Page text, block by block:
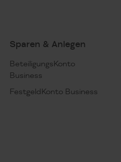
Sparen & Anlegen
BeteiligungsKonto
Business
FestgeldKonto Business